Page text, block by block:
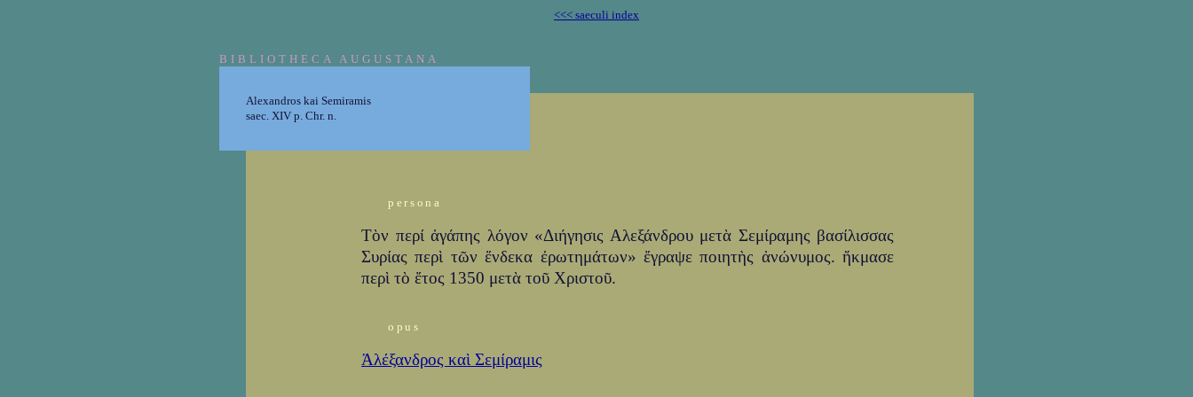
<<< saeculi index
BIBLIOTHECA AUGUSTANA
Alexandros kai Semiramis
saec. XIV p. Chr. n.
persona
Τὸν περί ἀγάπης λόγον «Διήγησις Αλεξάνδρου μετὰ Σεμίραμης βασίλισσας
Συρίας περὶ τῶν ἕνδεκα ἐρωτημάτων» ἔγραψε ποιητὴς ἀνώνυμος. ἤκμασε
περὶ τὸ ἔτος 1350 μετὰ τοῦ Χριστοῦ.
opus
Ἀλέξανδρος καὶ Σεμίραμις